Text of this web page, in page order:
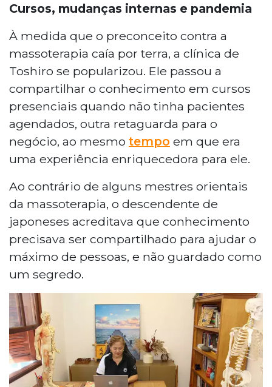
Cursos, mudanças internas e pandemia
À medida que o preconceito contra a
massoterapia caía por terra, a clínica de
Toshiro se popularizou. Ele passou a
compartilhar o conhecimento em cursos
presenciais quando não tinha pacientes
agendados, outra retaguarda para o
negócio, ao mesmo tempo em que era
uma experiência enriquecedora para ele.
Ao contrário de alguns mestres orientais
da massoterapia, o descendente de
japoneses acreditava que conhecimento
precisava ser compartilhado para ajudar o
máximo de pessoas, e não guardado como
um segredo.